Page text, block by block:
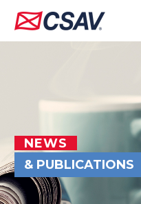
NEWS
& PUBLICATIONS